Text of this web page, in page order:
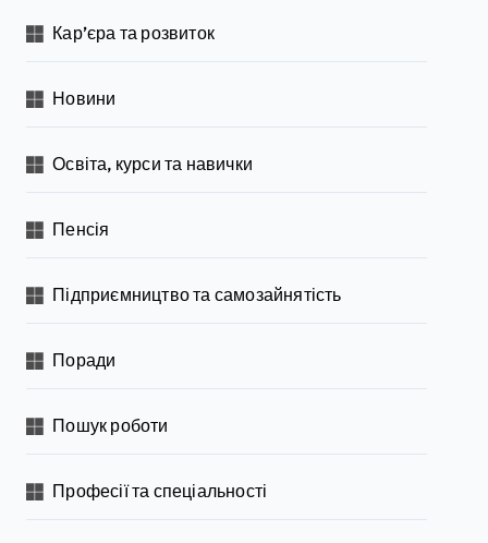
Кар’єра та розвиток
Новини
Освіта, курси та навички
Пенсія
Підприємництво та самозайнятість
Поради
Пошук роботи
Професії та спеціальності